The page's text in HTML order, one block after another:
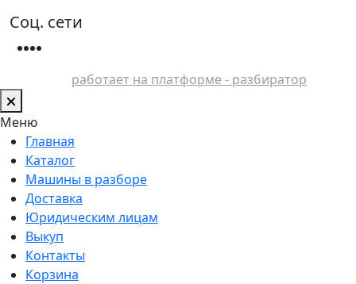
Соц. сети
работает на платформе - разбиратор
Меню
Главная
Каталог
Машины в разборе
Доставка
Юридическим лицам
Выкуп
Контакты
Корзина